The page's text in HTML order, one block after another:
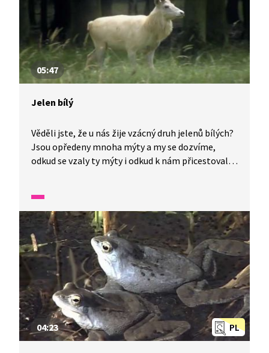
05:47
Jelen bílý
Věděli jste, že u nás žije vzácný druh jelenů bílých?
Jsou opředeny mnoha mýty a my se dozvíme,
odkud se vzaly ty mýty i odkud k nám přicestovali
jelení paroží, zjistíme, kolik váží, k čemu jelenům
slouží a jak se správně nazývají jeho jednotlivé
části.
PL
04:23